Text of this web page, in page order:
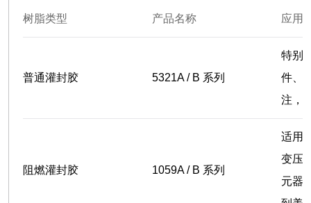
树脂类型 产品名称 应用
普通灌封胶 5321A / B 系列
特别
件、
注，
阻燃灌封胶 1059A / B 系列
适用
变压
元器